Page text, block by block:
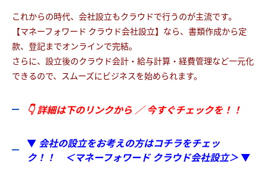
これからの時代、会社設立もクラウドで行うのが主流です。
【マネーフォワード クラウド会社設立】なら、書類作成から定
款、登記までオンラインで完結。
さらに、設立後のクラウド会計・給与計算・経費管理など一元化
できるので、スムーズにビジネスを始められます。
👇 詳細は下のリンクから ／ 今すぐチェックを！！
▼ 会社の設立をお考えの方はコチラをチェッ
ク！！ ＜マネーフォワード クラウド会社設立＞▼